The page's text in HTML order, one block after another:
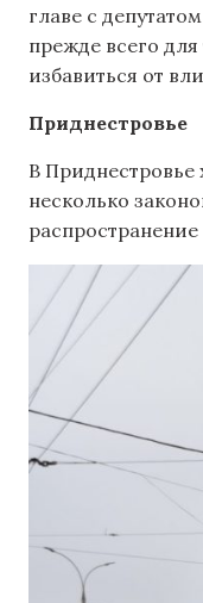
главе с
прежде всего
избавиться от
Приднестровье
В Приднестровье
несколько